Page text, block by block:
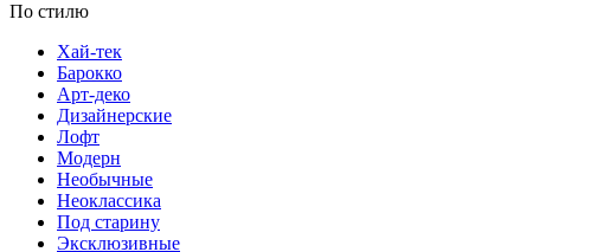
По стилю
Хай-тек
Барокко
Арт-деко
Дизайнерские
Лофт
Модерн
Необычные
Неоклассика
Под старину
Эксклюзивные